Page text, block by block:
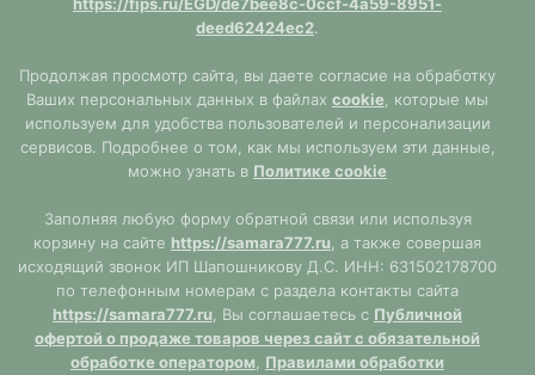
deed62424ec2.
Продолжая просмотр сайта, вы даете согласие на обработку
Ваших персональных данных в файлах cookie , которые мы
используем для удобства пользователей и персонализации
сервисов. Подробнее о том, как мы используем эти данные,
можно узнать в Политике cookie
Заполняя любую форму обратной связи или используя
корзину на сайте https://samara777.ru , а также совершая
исходящий звонок ИП Шапошникову Д.С. ИНН: 631502178700
по телефонным номерам с раздела контакты сайта
https://samara777.ru , Вы соглашаетесь с Публичной
офертой о продаже товаров через сайт с обязательной
обработке оператором
Правилами обработки